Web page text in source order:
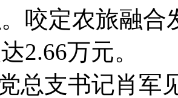
咬定农旅融合
2.66万元。
总支书记肖军